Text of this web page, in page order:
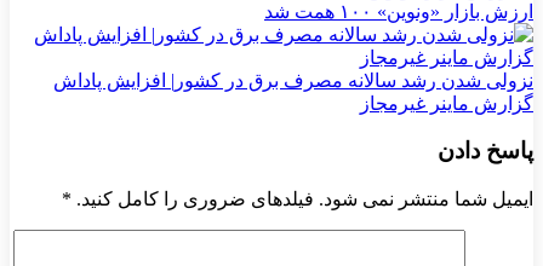
ارزش بازار «ونوین» ۱۰۰ همت شد
نزولی شدن رشد سالانه مصرف برق در کشور| افزایش پاداش
گزارش ماینر غیرمجاز
پاسخ دادن
ایمیل شما منتشر نمی شود. فیلدهای ضروری را کامل کنید. *